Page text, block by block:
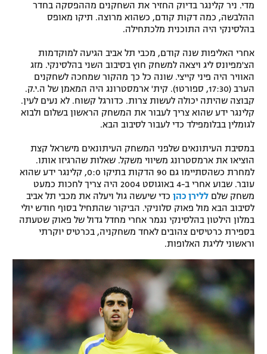
תנאי שימוש
מדיניות פרטיות
תקנון פעילות ספורט 1
רשיון להקרנה פומבית לבית עסק
הצטרפות לחבילת הערוצים
לוח דרושים – ג'ובנט
תגיות
המגזין
ספורט אתגרי ואקסטרים
גיימינג E-Sports
מדי. ניר קלינגר בדיוק החזיר את השחקנים מההפסקה בחדר
ההלבשה, כמה דקות קודם, כשהוא מרוצה. תיקו מאופס
בהלסינקי היה התוכנית מלכתחילה.
אחרי האליפות שנה קודם, מכבי תל אביב הגיעה למוקדמות
הצ'מפיונס ליג ויצאה למשחק חוץ בסיבוב השני בהלסינקי. מזג
האוויר היה פיני קייצי. שונה כל כך מהקור שמחכה לשחקנים
הערב (17:30, ספורט1). קית' ארמסטרונג היה המאמן של ה.י.ק.
קבוצה שהיתה יכולה לעשות צרות. כדורגל קשוח. לא נעים לעין.
קלינגר ידע שהוא צריך לעבור את המשחק הראשון בשלום ולבוא
לגומלין בבלומפילד כדי לעבור לסיבוב הבא.
במסיבת העיתונאים שלפני המשחק העיתונאים מישראל קצת
הוציאו את ארמסטרונג משיווי משקל. שאלות שהרגיזו אותו.
למחרת כשהסתיימו גם 90 הדקות בתיקו 0:0, קלינגר ידע שהוא
עובר. שבוע אחרי ב-4 באוגוסט 2004 היה צריך לחכות כמעט
משחק שלם ללירן כהן כדי שיעשה גול ויעלה את מכבי תל אביב
לסיבוב הבא מול פאוק סלוניקי. הביקור שהתחיל בסוף חודש יולי
במלון הילטון בהלסינקי נגמר אחרי מחדל גדול של פאוק שטעתה
בספירת כרטיסים צהובים לאחד משחקניה, בכרטיס יוקרתי
וראשוני לליגת האלופות.